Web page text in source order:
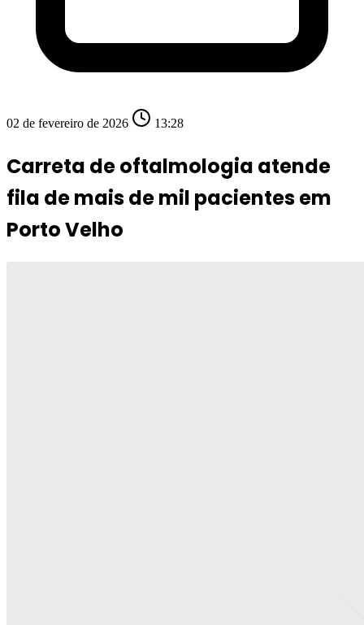
02 de fevereiro de 2026 13:28
Carreta de oftalmologia atende
fila de mais de mil pacientes em
Porto Velho